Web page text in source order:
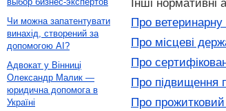
Інші нормативні
Про
Про місцеві
Про
Про підвищення
Про
Чи можна запатентувати
винахід, створений за
допомогою AI?
Адвокат у Вінниці
Олександр Малик —
юридична допомога в
Україні